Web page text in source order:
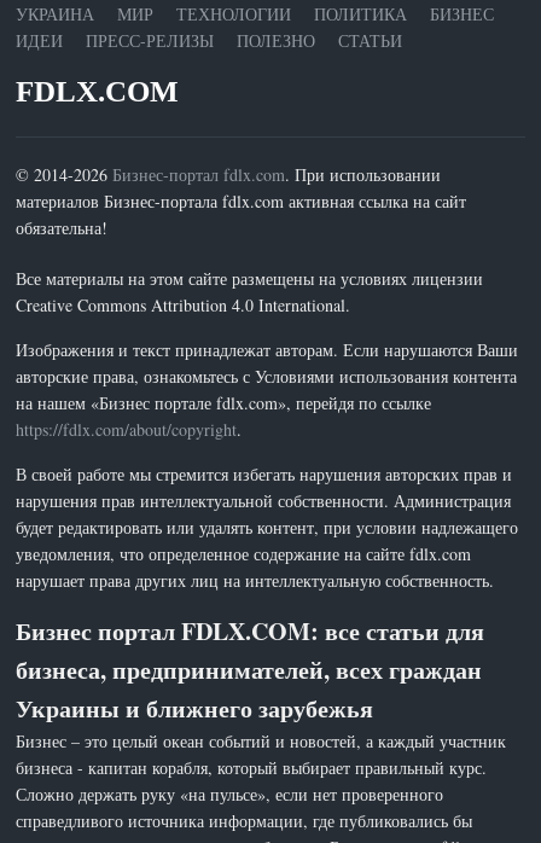
УКРАИНА МИР ТЕХНОЛОГИИ ПОЛИТИКА
БИЗНЕС
ИДЕИ
ПРЕСС-РЕЛИЗЫ ПОЛЕЗНО СТАТЬИ
FDLX.COM
© 2014-2026 Бизнес-портал fdlx.com. При использовании
материалов Бизнес-портала fdlx.com активная ссылка на сайт
обязательна!
Все материалы на этом сайте размещены на условиях лицензии
Creative Commons Attribution 4.0 International.
Изображения и текст принадлежат авторам. Если нарушаются Ваши
авторские права, ознакомьтесь с Условиями использования контента
на нашем «Бизнес портале fdlx.com», перейдя по ссылке
https://fdlx.com/about/copyright.
В своей работе мы стремится избегать нарушения авторских прав и
нарушения прав интеллектуальной собственности. Администрация
будет редактировать или удалять контент, при условии надлежащего
уведомления, что определенное содержание на сайте fdlx.com
нарушает права других лиц на интеллектуальную собственность.
Бизнес портал FDLX.COM: все статьи для
бизнеса, предпринимателей, всех граждан
Украины и ближнего зарубежья
Бизнес – это целый океан событий и новостей, а каждый участник
бизнеса - капитан корабля, который выбирает правильный курс.
Сложно держать руку «на пульсе», если нет проверенного
справедливого источника информации, где публиковались бы